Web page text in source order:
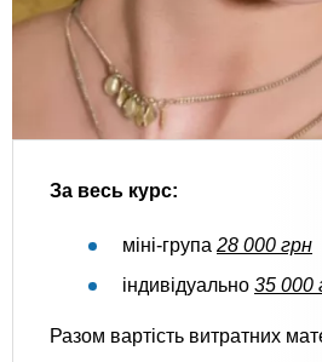
За весь курс:
міні-група 28 000 грн
індивідуально 35 000
Разом вартість витратних